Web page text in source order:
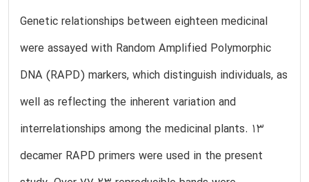
Genetic relationships between eighteen medicinal
were assayed with Random Amplified Polymorphic
DNA (RAPD) markers, which distinguish individuals, as
well as reflecting the inherent variation and
interrelationships among the medicinal plants. 13
decamer RAPD primers were used in the present